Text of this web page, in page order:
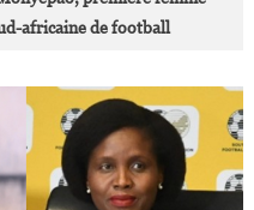
africaine de football